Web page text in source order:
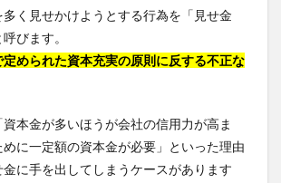
く見せかけようとする行為を「見せ金
びます。
定められた資本充実の原則に反する不正な
本金が多いほうが会社の信用力が高ま
に一定額の資本金が必要」といった理由
に手を出してしまうケースがあります